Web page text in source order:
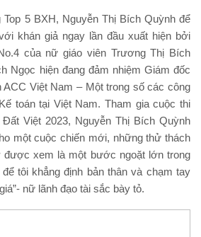
5 BXH, Nguyễn Thị Bích Quỳnh để
khán giả ngay lần đầu xuất hiện bởi
của nữ giáo viên Trương Thị Bích
Ngọc hiện đang đảm nhiệm Giám đốc
ACC Việt Nam – Một trong số các công
toán tại Việt Nam. Tham gia cuộc thi
Việt 2023, Nguyễn Thị Bích Quỳnh
một cuộc chiến mới, những thử thách
được xem là một bước ngoặt lớn trong
tôi khẳng định bản thân và chạm tay
nữ lãnh đạo tài sắc bày tỏ.